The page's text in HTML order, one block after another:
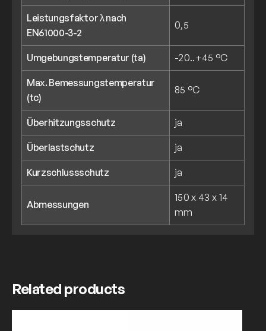
Leistungsfaktor λ nach
EN61000-3-2
0,5
Umgebungstemperatur (ta) -20..+45 °C
Max. Bemessungstemperatur
(tc)
85 °C
Überhitzungsschutz ja
Überlastschutz ja
Kurzschlussschutz ja
Abmessungen
150 x 43 x 14
mm
Related products